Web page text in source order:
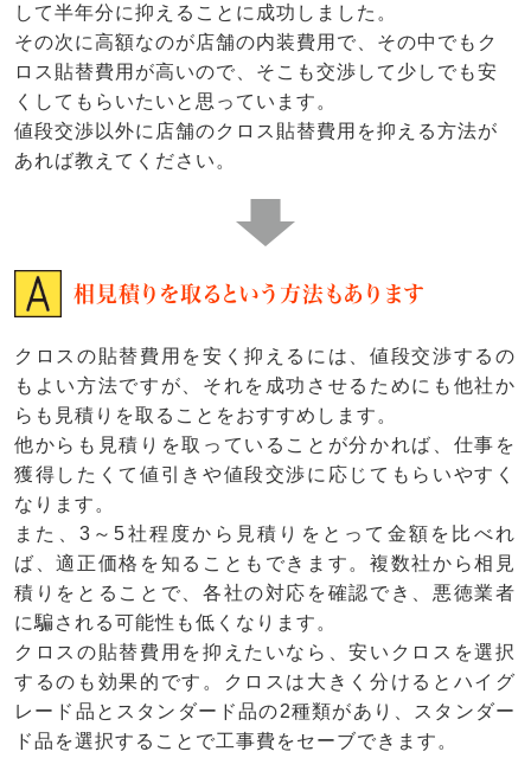
して半年分に抑えることに成功しました。
その次に高額なのが店舗の内装費用で、その中でもク
ロス貼替費用が高いので、そこも交渉して少しでも安
くしてもらいたいと思っています。
値段交渉以外に店舗のクロス貼替費用を抑える方法が
あれば教えてください。
相見積りを取るという方法もあります
クロスの貼替費用を安く抑えるには、値段交渉するの
もよい方法ですが、それを成功させるためにも他社か
らも見積りを取ることをおすすめします。
他からも見積りを取っていることが分かれば、仕事を
獲得したくて値引きや値段交渉に応じてもらいやすく
なります。
また、3～5社程度から見積りをとって金額を比べれ
ば、適正価格を知ることもできます。複数社から相見
積りをとることで、各社の対応を確認でき、悪徳業者
に騙される可能性も低くなります。
クロスの貼替費用を抑えたいなら、安いクロスを選択
するのも効果的です。クロスは大きく分けるとハイグ
レード品とスタンダード品の2種類があり、スタンダー
ド品を選択することで工事費をセーブできます。